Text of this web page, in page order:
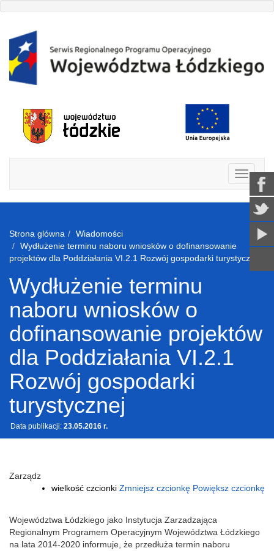
Strona glówna
Wiadomości
Wydłużenie terminu naboru wniosków o dofinansowanie
projektów dla Poddziałania VI.2.1 Rozwój gospodarki turystycznej
Wydłużenie terminu
naboru wniosków o
dofinansowanie projektów
dla Poddziałania VI.2.1
Rozwój gospodarki
turystycznej
Data publikacji: 23.05.2016 r.
wielkość czcionki Zmniejsz czcionkę Powiększ czcionkę
Zarządz
Województwa Łódzkiego jako Instytucja Zarzadzająca
Regionalnym Programem Operacyjnym Województwa Łódzkiego
na lata 2014-2020 informuje, że przedłuża termin naboru